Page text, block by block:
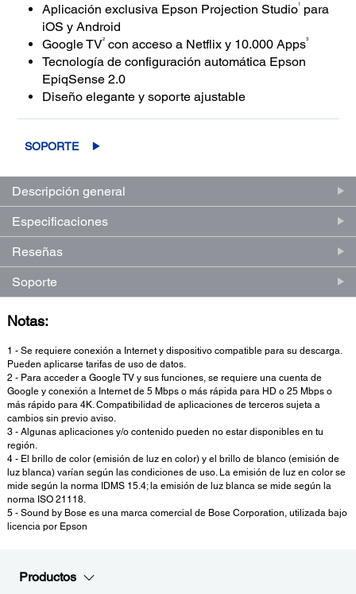
Aplicación exclusiva Epson Projection Studio1
para
iOS y Android
Google TV2 con acceso a Netflix y 10.000 Apps3
Tecnología de configuración automática Epson
EpiqSense 2.0
Diseño elegante y soporte ajustable
SOPORTE
Descripción general
Especificaciones
Reseñas
Soporte
Notas:
1 - Se requiere conexión a Internet y dispositivo compatible para su descarga.
Pueden aplicarse tarifas de uso de datos.
2 - Para acceder a Google TV y sus funciones, se requiere una cuenta de
Google y conexión a Internet de 5 Mbps o más rápida para HD o 25 Mbps o
más rápido para 4K. Compatibilidad de aplicaciones de terceros sujeta a
cambios sin previo aviso.
3 - Algunas aplicaciones y/o contenido pueden no estar disponibles en tu
región.
4 - El brillo de color (emisión de luz en color) y el brillo de blanco (emisión de
luz blanca) varían según las condiciones de uso. La emisión de luz en color se
mide según la norma IDMS 15.4; la emisión de luz blanca se mide según la
norma ISO 21118.
5 - Sound by Bose es una marca comercial de Bose Corporation, utilizada bajo
licencia por Epson
Productos